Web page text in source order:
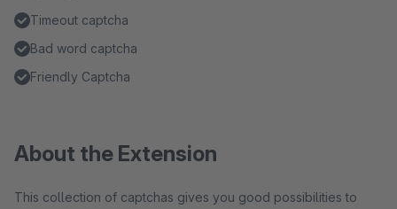
Timeout captcha
Bad word captcha
Friendly Captcha
About the Extension
This collection of captchas gives you good possibilities to